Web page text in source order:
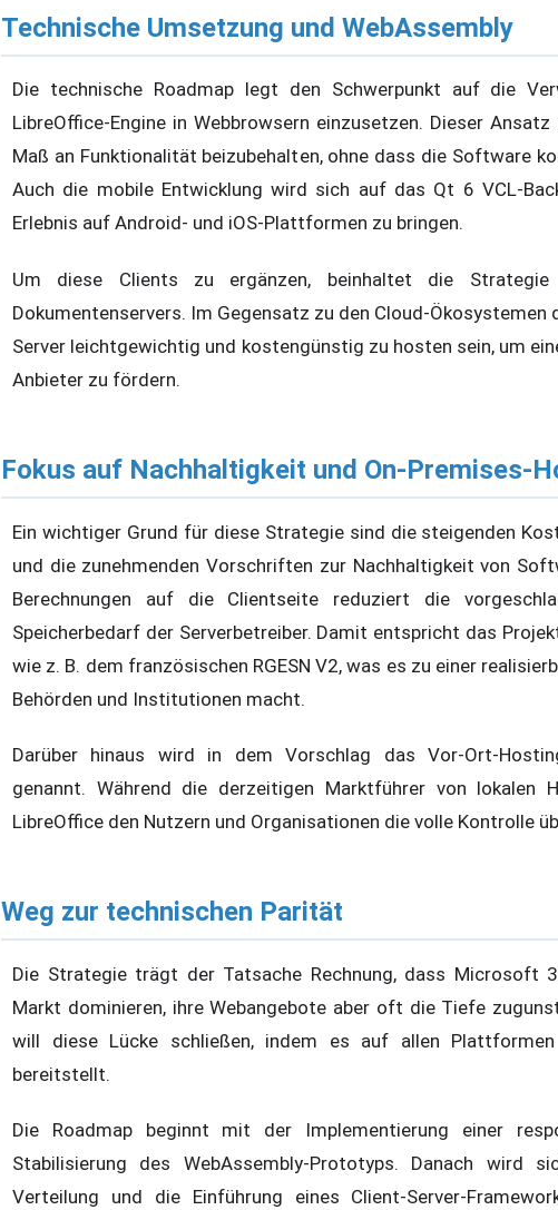
Technische Umsetzung und WebAssembly
Die technische Roadmap legt den Schwerpunkt auf die
LibreOffice-Engine in Webbrowsern einzusetzen. Dieser
Maß an Funktionalität beizubehalten, ohne dass die Software
Auch die mobile Entwicklung wird sich auf das Qt 6 VCL-
Erlebnis auf Android- und iOS-Plattformen zu bringen.
Um diese Clients zu ergänzen, beinhaltet die Strategie
Dokumentenservers. Im Gegensatz zu den Cloud-
Server leichtgewichtig und kostengünstig zu hosten sein, um
Anbieter zu fördern.
Fokus auf Nachhaltigkeit und On-Premises-
Ein wichtiger Grund für diese Strategie sind die steigenden
und die zunehmenden Vorschriften zur Nachhaltigkeit von
Berechnungen auf die Clientseite reduziert die
Speicherbedarf der Serverbetreiber. Damit entspricht das
wie z. B. dem französischen RGESN V2, was es zu einer
Behörden und Institutionen macht.
Darüber hinaus wird in dem Vorschlag das Vor-Ort-
genannt. Während die derzeitigen Marktführer von lokalen
LibreOffice den Nutzern und Organisationen die volle Kontrolle
Weg zur technischen Parität
Die Strategie trägt der Tatsache Rechnung, dass Microsoft
Markt dominieren, ihre Webangebote aber oft die Tiefe
will diese Lücke schließen, indem es auf allen
bereitstellt.
Die Roadmap beginnt mit der Implementierung einer
Stabilisierung des WebAssembly-Prototyps. Danach wird
Verteilung und die Einführung eines Client-Server-